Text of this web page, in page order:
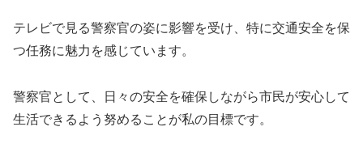
テレビで見る警察官の姿に影響を受け、特に交通安全を保
つ任務に魅力を感じています。
警察官として、日々の安全を確保しながら市民が安心して
生活できるよう努めることが私の目標です。